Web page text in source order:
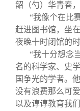
韶（勺）华青春
“我像个在比
赶进图书馆，坐
夜晚十时闭馆的
“我十分想念
名的科学家、史
国争光的学者。
没有浪费那么可
以及谆谆教育我